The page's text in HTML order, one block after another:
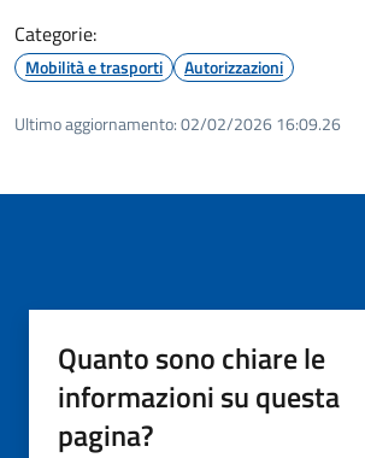
Categorie:
Mobilità e trasporti Autorizzazioni
Ultimo aggiornamento:02/02/2026 16:09.26
Quanto sono chiare le
informazioni su questa
pagina?